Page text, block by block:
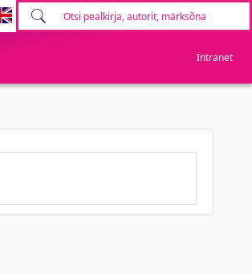
Intranet